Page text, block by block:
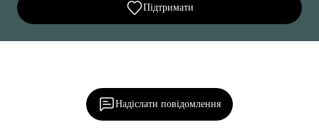
Підтримати
Надіслати повідомлення